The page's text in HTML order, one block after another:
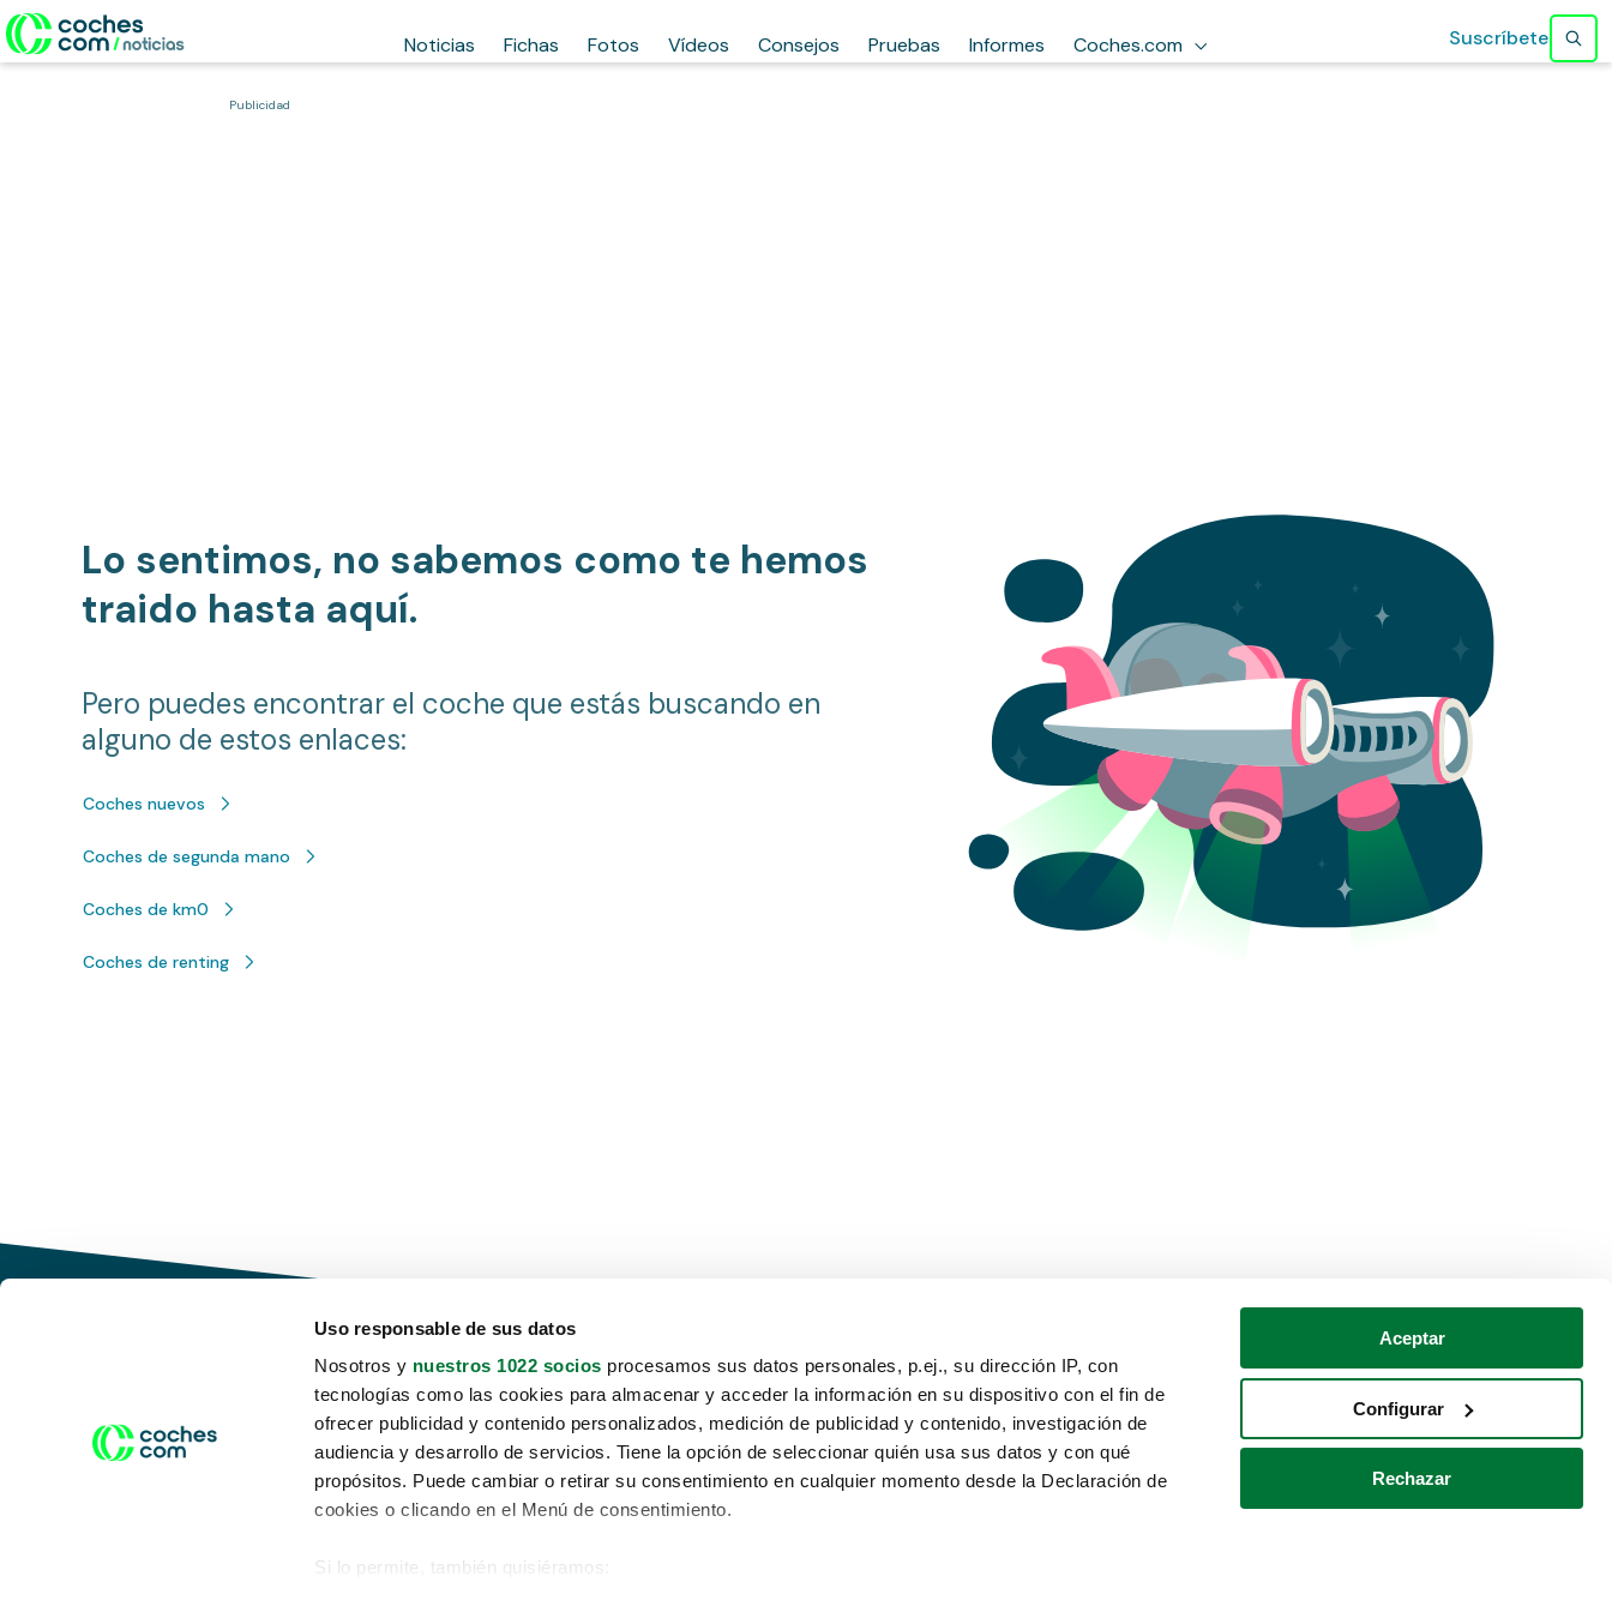
Uso responsable de sus datos
Nosotros y nuestros 1022 socios procesamos sus datos personales, p.ej., su dirección IP, con
tecnologías como las cookies para almacenar y acceder la información en su dispositivo con el fin de
ofrecer publicidad y contenido personalizados, medición de publicidad y contenido, investigación de
audiencia y desarrollo de servicios. Tiene la opción de seleccionar quién usa sus datos y con qué
propósitos. Puede cambiar o retirar su consentimiento en cualquier momento desde la Declaración de
cookies o clicando en el Menú de consentimiento.
Si lo permite, también quisiéramos:
Aceptar
Configurar
Rechazar
Noticias Fichas Fotos Vídeos Consejos Pruebas Informes Coches.com Suscríbete
Publicidad
Lo sentimos, no sabemos como te hemos
traido hasta aquí.
Pero puedes encontrar el coche que estás buscando en
alguno de estos enlaces:
Coches nuevos
Coches de segunda mano
Coches de km0
Coches de renting
Conduce tu futuro,
desata tu movilidad